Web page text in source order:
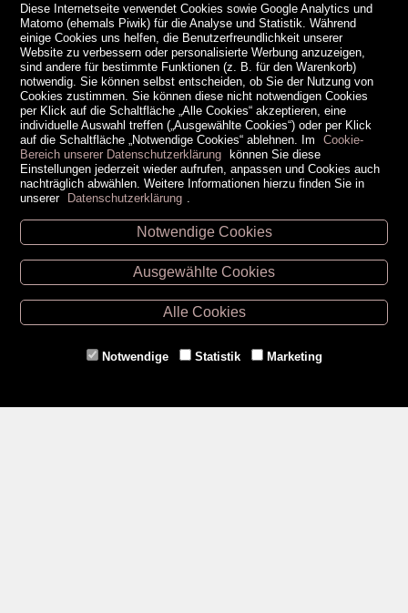
Unsere Öffnungszeiten
Retz -02942/20433
Hollabrunn -02952/30057
Eggenburg -02984/3836
Gmünd -
Diese Internetseite verwendet Cookies sowie Google Analytics und
Matomo (ehemals Piwik) für die Analyse und Statistik. Während
einige Cookies uns helfen, die Benutzerfreundlichkeit unserer
Website zu verbessern oder personalisierte Werbung anzuzeigen,
sind andere für bestimmte Funktionen (z. B. für den Warenkorb)
notwendig. Sie können selbst entscheiden, ob Sie der Nutzung von
Cookies zustimmen. Sie können diese nicht notwendigen Cookies
per Klick auf die Schaltfläche „Alle Cookies“ akzeptieren, eine
individuelle Auswahl treffen („Ausgewählte Cookies“) oder per Klick
auf die Schaltfläche „Notwendige Cookies“ ablehnen. Im
Cookie-
Bereich unserer Datenschutzerklärung können Sie diese
Einstellungen jederzeit wieder aufrufen, anpassen und Cookies auch
nachträglich abwählen. Weitere Informationen hierzu finden Sie in
unserer Datenschutzerklärung
Notwendige Cookies
Ausgewählte Cookies
Alle Cookies
Notwendige Statistik Marketing